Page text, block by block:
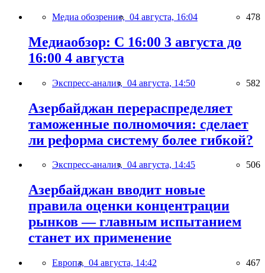
Медиа обозрение, 04 августа, 16:04 478
Медиаобзор: С 16:00 3 августа до
16:00 4 августа
Экспресс-анализ, 04 августа, 14:50 582
Азербайджан перераспределяет
таможенные полномочия: сделает
ли реформа систему более гибкой?
Экспресс-анализ, 04 августа, 14:45 506
Азербайджан вводит новые
правила оценки концентрации
рынков — главным испытанием
станет их применение
Европа, 04 августа, 14:42 467